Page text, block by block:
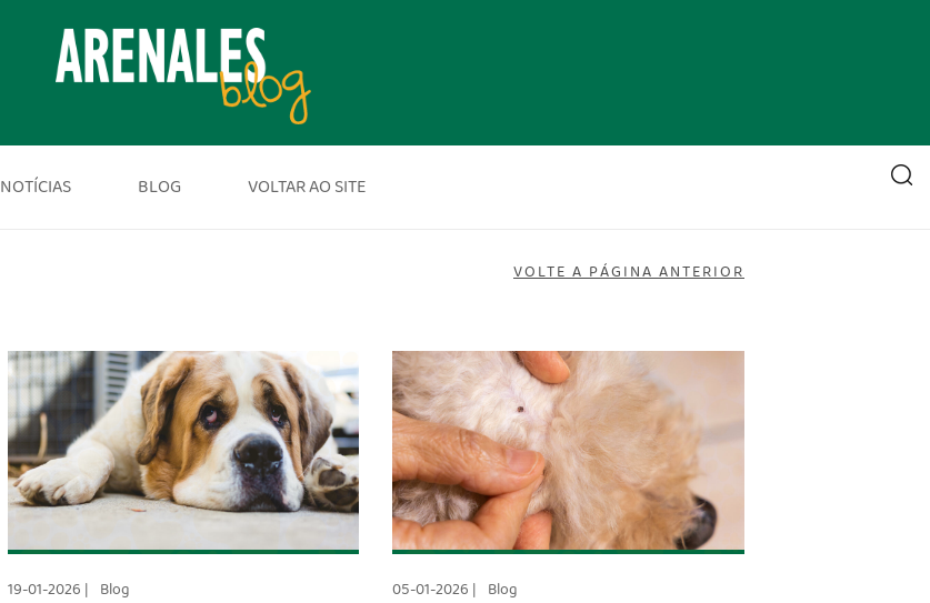
NOTÍCIAS BLOG VOLTAR AO SITE
VOLTE A PÁGINA ANTERIOR
19-01-2026 | Blog 05-01-2026 | Blog